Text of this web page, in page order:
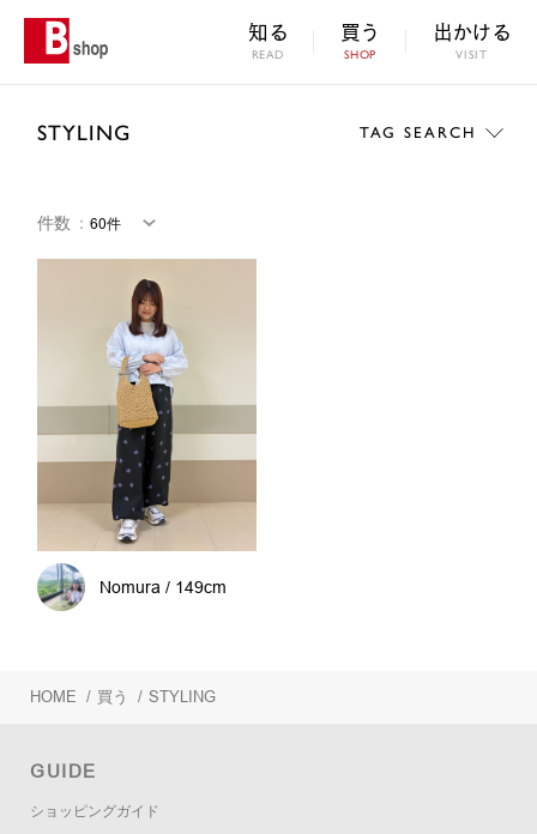
知る
READ
買う
SHOP
出かける
VISIT
STYLING TAG SEARCH
件数 ：
Nomura / 149cm
HOME / 買う / STYLING
GUIDE
ショッピングガイド